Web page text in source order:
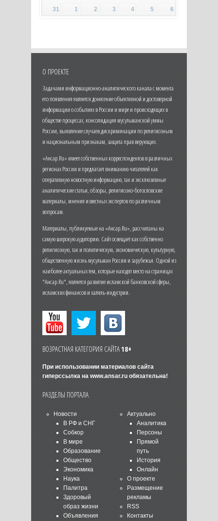
31
1 2 3 4 5 6
О ПРОЕКТЕ
Задачами информационно-аналитического канала с момента
его появления является донесение объективной и достоверной
информации о событиях в России и мире и происходящих в
обществе процессах, консолидация мусульманской уммы
России, выявление случаев дискриминации по религиозным
и национальным признакам, защита прав верующих.
«Ансар.Ru» имеет собственных корреспондентов в различных
регионах России и предлагает вниманию читателей как
оперативную новостную информацию, так и эксклюзивные
аналитические статьи, обзоры, религиозно-богословские
материалы, мнения известных экспертов по различным
вопросам.
Материалы, публикуемые на «Ансар.Ru», рассчитаны на
самую широкую аудиторию. Сайт освещает как собственно
религиозную, так и политическую, экономическую, культурную,
общественную жизнь мусульман России и зарубежья. Одной из
наиболее актуальных тем, которые находят место на страницах
"Ансар.Ru", является развитие исламской банковской сферы,
исламских финансов и халяль-индустрии.
ВОЗРАСТНАЯ КАТЕГОРИЯ САЙТА18+
При использовании материалов сайта
гиперссылка на www.ansar.ruобязательна!
РАЗДЕЛЫ ПОРТАЛА
Новости
В РФ и СНГ
Собкор
В мире
Образование
Общество
Экономика
Наука
Палитра
Здоровый
образ жизни
Объявления
Актуально
Аналитика
Персоны
Прямой
путь
История
Онлайн
О проекте
Размещение
рекламы
RSS
Контакты